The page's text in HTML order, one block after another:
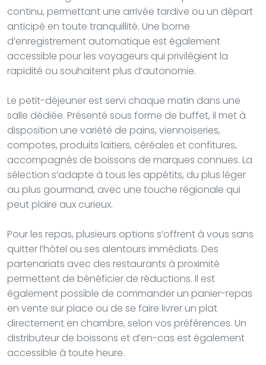
continu, permettant une arrivée tardive ou un départ
anticipé en toute tranquillité. Une borne
d’enregistrement automatique est également
accessible pour les voyageurs qui privilégient la
rapidité ou souhaitent plus d’autonomie.
Le petit-déjeuner est servi chaque matin dans une
salle dédiée. Présenté sous forme de buffet, il met à
disposition une variété de pains, viennoiseries,
compotes, produits laitiers, céréales et confitures,
accompagnés de boissons de marques connues. La
sélection s’adapte à tous les appétits, du plus léger
au plus gourmand, avec une touche régionale qui
peut plaire aux curieux.
Pour les repas, plusieurs options s’offrent à vous sans
quitter l’hôtel ou ses alentours immédiats. Des
partenariats avec des restaurants à proximité
permettent de bénéficier de réductions. Il est
également possible de commander un panier-repas
en vente sur place ou de se faire livrer un plat
directement en chambre, selon vos préférences. Un
distributeur de boissons et d’en-cas est également
accessible à toute heure.